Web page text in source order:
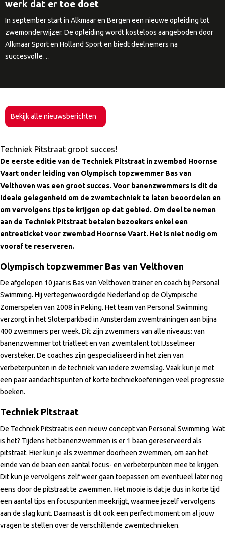
werk dat er toe doet
In september start in Alkmaar en Bergen een nieuwe opleiding tot
zwemonderwijzer. De opleiding wordt kosteloos aangeboden door
Alkmaar Sport en Holland Sport en biedt deelnemers na
succesvolle…
Bekijk alle nieuwsberichten
Techniek Pitstraat groot succes!
De eerste editie van de Techniek Pitstraat in zwembad Hoornse
Vaart onder leiding van Olympisch topzwemmer Bas van
Velthoven was een groot succes. Voor banenzwemmers is dit de
ideale gelegenheid om de zwemtechniek te laten beoordelen en
om vervolgens tips te krijgen op dat gebied. Om deel te nemen
aan de Techniek Pitstraat betalen bezoekers enkel een
entreeticket voor zwembad Hoornse Vaart. Het is niet nodig om
vooraf te reserveren.
Olympisch topzwemmer Bas van Velthoven
De afgelopen 10 jaar is Bas van Velthoven trainer en coach bij Personal
Swimming. Hij vertegenwoordigde Nederland op de Olympische
Zomerspelen van 2008 in Peking. Het team van Personal Swimming
verzorgt in het Sloterparkbad in Amsterdam zwemtrainingen aan bijna
400 zwemmers per week. Dit zijn zwemmers van alle niveaus: van
banenzwemmer tot triatleet en van zwemtalent tot IJsselmeer
oversteker. De coaches zijn gespecialiseerd in het zien van
verbeterpunten in de techniek van iedere zwemslag. Vaak kun je met
een paar aandachtspunten of korte techniekoefeningen veel progressie
boeken.
Techniek Pitstraat
De Techniek Pitstraat is een nieuw concept van Personal Swimming. Wat
is het? Tijdens het banenzwemmen is er 1 baan gereserveerd als
pitstraat. Hier kun je als zwemmer doorheen zwemmen, om aan het
einde van de baan een aantal focus- en verbeterpunten mee te krijgen.
Dit kun je vervolgens zelf weer gaan toepassen om eventueel later nog
eens door de pitstraat te zwemmen. Het mooie is dat je dus in korte tijd
een aantal tips en focuspunten meekrijgt, waarmee jezelf vervolgens
aan de slag kunt. Daarnaast is dit ook een perfect moment om al jouw
vragen te stellen over de verschillende zwemtechnieken.